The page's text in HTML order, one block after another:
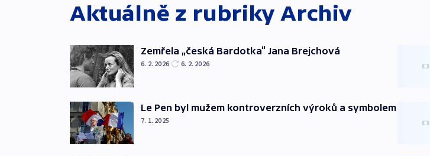
Aktuálně z rubriky Archiv
Zemřela „česká Bardotka“ Jana Brejchová
6. 2. 2026 6. 2. 2026
Le Pen byl mužem kontroverzních výroků a symbolem
7. 1. 2025